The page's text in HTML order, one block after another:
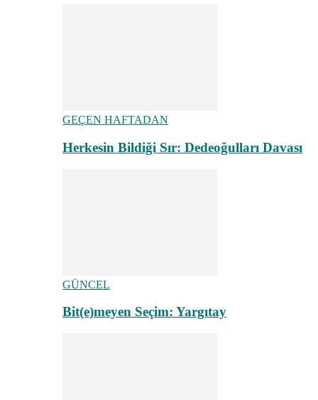
GEÇEN HAFTADAN
Herkesin Bildiği Sır: Dedeoğulları Davası
GÜNCEL
Bit(e)meyen Seçim: Yargıtay